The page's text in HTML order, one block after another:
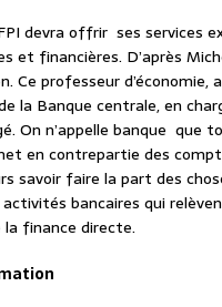
devra offrir ses services
et financières. D’après
Ce professeur
la Banque centrale, en
On n’appelle banque
en contrepartie des
savoir faire la part des
bancaires qui
finance directe.